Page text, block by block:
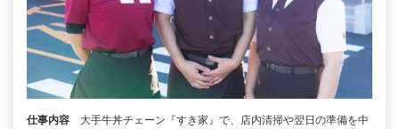
仕事内容
大手牛丼チェーン『すき家』で、店内清掃や翌日の準備を中